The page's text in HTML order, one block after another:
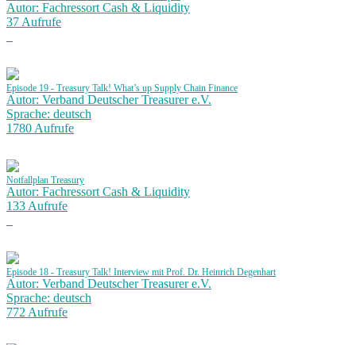
Autor: Fachressort Cash & Liquidity
37 Aufrufe
Episode 19 - Treasury Talk! What’s up Supply Chain Finance
Autor: Verband Deutscher Treasurer e.V.
Sprache: deutsch
1780 Aufrufe
Notfallplan Treasury
Autor: Fachressort Cash & Liquidity
133 Aufrufe
Episode 18 - Treasury Talk! Interview mit Prof. Dr. Heinrich Degenhart
Autor: Verband Deutscher Treasurer e.V.
Sprache: deutsch
772 Aufrufe